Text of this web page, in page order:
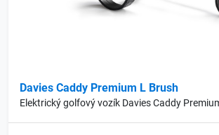
Davies Caddy Premium L Brush
Elektrický golfový vozík Davies Caddy